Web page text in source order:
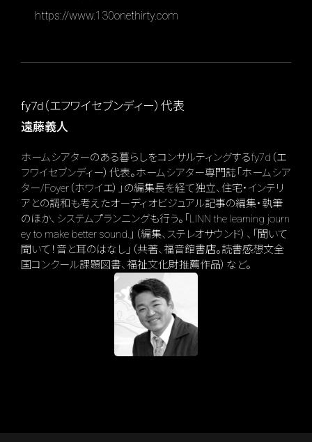
https://www.130onethirty.com
fy7d（エフワイセブンディー）代表
遠藤義人
ホームシアターのある暮らしをコンサルティングするfy7d（エ
フワイセブンディー）代表。ホームシアター専門誌「ホームシア
ター/Foyer（ホワイエ）」の編集長を経て独立、住宅・インテリ
アとの調和も考えたオーディオビジュアル記事の編集・執筆
のほか、システムプランニングも行う。「LINN the learning journ
ey to make better sound.」（編集、ステレオサウンド）、「聞いて
聞いて！音と耳のはなし」（共著、福音館書店。読書感想文全
国コンクール課題図書、福祉文化財推薦作品）など。